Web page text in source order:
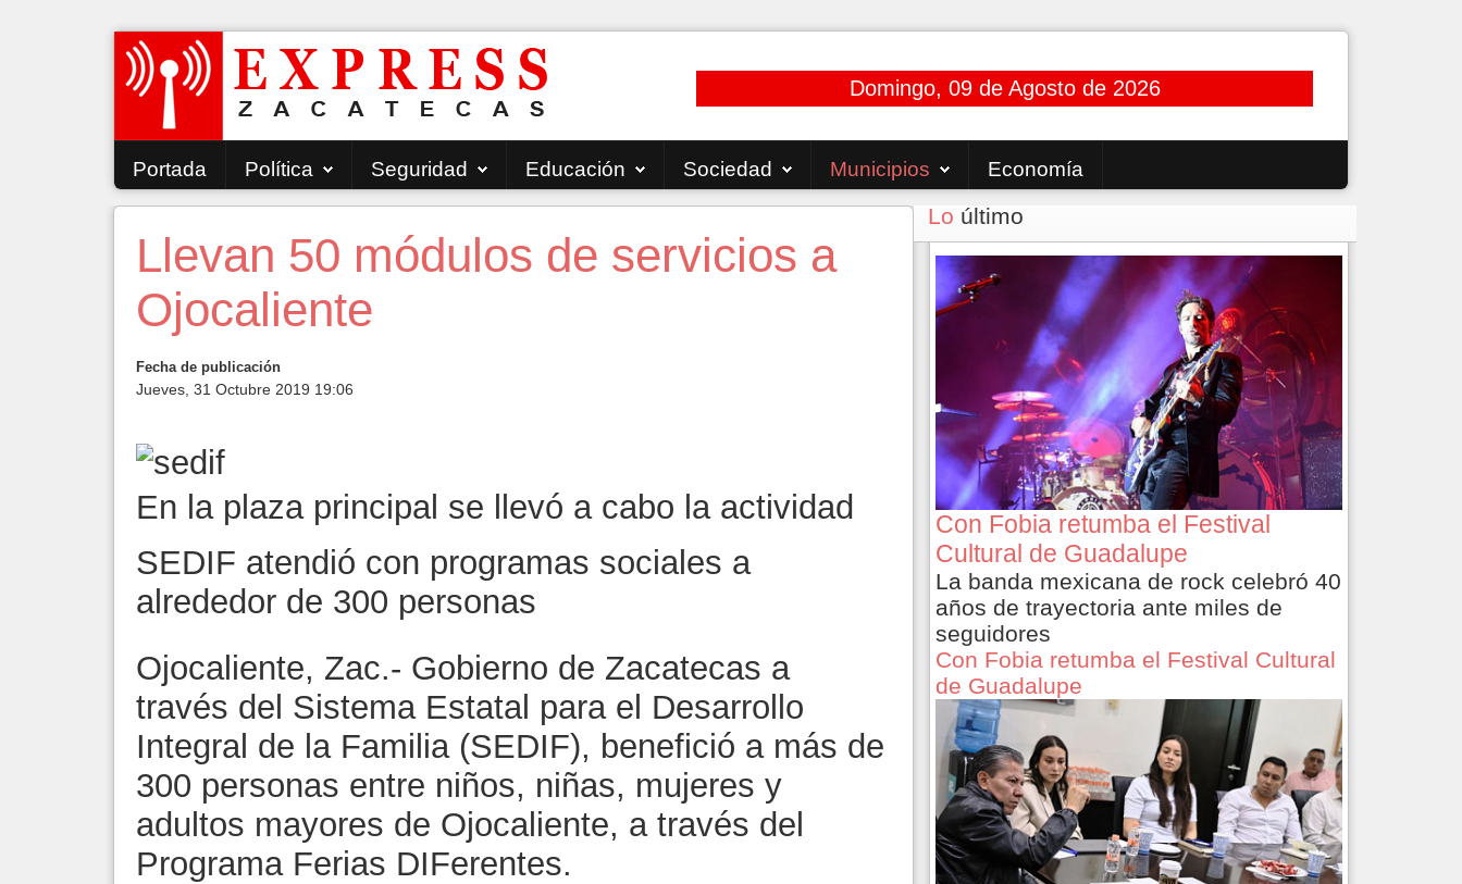
Domingo, 09 de Agosto de 2026
Portada Política Seguridad Educación Sociedad Municipios Economía
Llevan 50 módulos de servicios a
Ojocaliente
Fecha de publicación
Jueves, 31 Octubre 2019 19:06
En la plaza principal se llevó a cabo la actividad
SEDIF atendió con programas sociales a
alrededor de 300 personas
Ojocaliente, Zac.- Gobierno de Zacatecas a
través del Sistema Estatal para el Desarrollo
Integral de la Familia (SEDIF), benefició a más de
300 personas entre niños, niñas, mujeres y
adultos mayores de Ojocaliente, a través del
Programa Ferias DIFerentes.
Lo último
Con Fobia retumba el Festival
Cultural de Guadalupe
La banda mexicana de rock celebró 40
años de trayectoria ante miles de
seguidores
Con Fobia retumba el Festival Cultural
de Guadalupe